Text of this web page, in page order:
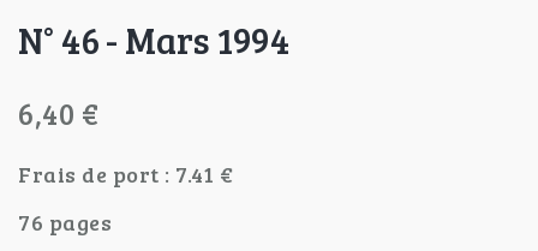
N° 46 - Mars 1994
6,40 €
Frais de port : 7.41 €
76 pages